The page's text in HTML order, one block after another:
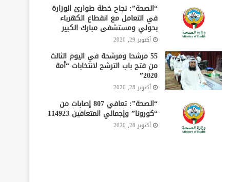
“الصحة”: نجاح خطة طوارئ الوزارة
في التعامل مع انقطاع الكهرباء
بحولي ومستشفى مبارك الكبير
أكتوبر 29, 2020
55 مرشحا ومرشحة في اليوم الثالث
من فتح باب الترشح لانتخابات “أمة
2020”
أكتوبر 28, 2020
“الصحة”: تعافي 807 إصابات من
“كورونا” وإجمالي المتعافين 114923
أكتوبر 28, 2020